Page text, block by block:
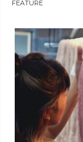
FEATURE